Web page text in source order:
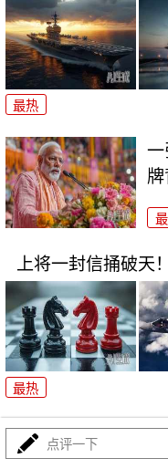
最热
一
上将一封信捅破天
最热
特
没
点评一下